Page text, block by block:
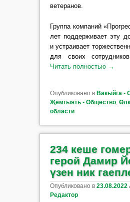
ветеранов.
Группа компаний
лет поддерживает эту
и устраивает
для своих
Читать полностью →
Опубликовано в Вакыйга ▪
Җәмгыять ▪ Общество,
области
234 кеше
герой Дамир
үзен ник
Опубликовано в 23.08.2022
Редактор